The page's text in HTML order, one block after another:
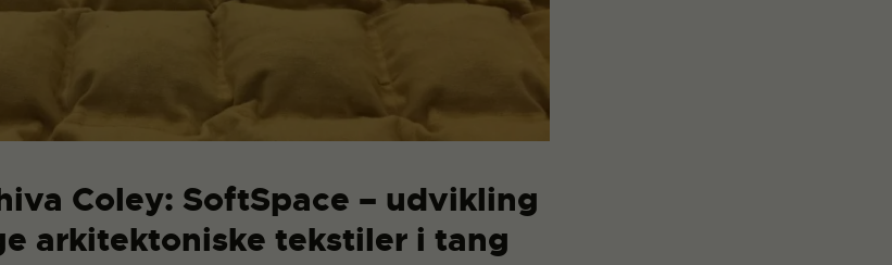
Coley: SoftSpace – udvikling
arkitektoniske tekstiler i tang